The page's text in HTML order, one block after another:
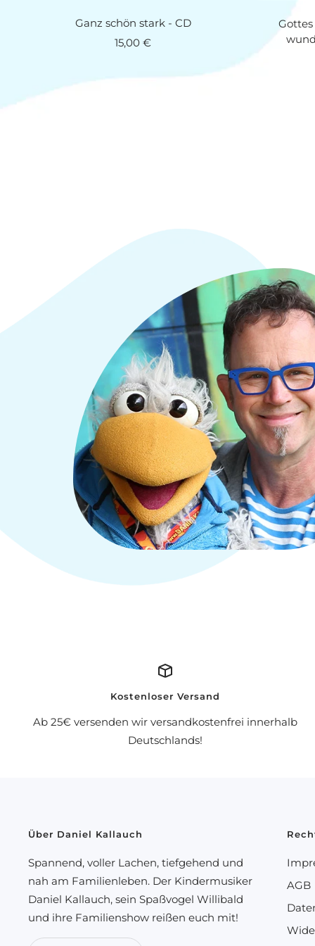
Ganz schön stark - CD
Angebotspreis
15,00 €
Kostenloser Versand
Ab 25€ versenden wir versandkostenfrei innerhalb
Deutschlands!
Über Daniel Kallauch
Spannend, voller Lachen, tiefgehend und
nah am Familienleben. Der Kindermusiker
Daniel Kallauch, sein Spaßvogel Willibald
und ihre Familienshow reißen euch mit!
AGB